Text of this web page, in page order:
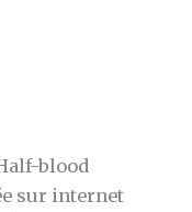
blood
sur internet